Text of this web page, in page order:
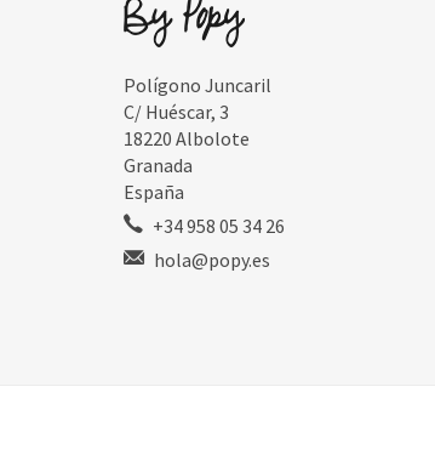
Polígono Juncaril
C/ Huéscar, 3
18220 Albolote
Granada
España
+34 958 05 34 26
hola@popy.es